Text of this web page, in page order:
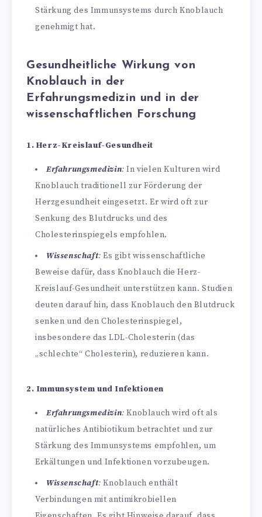
Stärkung des Immunsystems durch Knoblauch
genehmigt hat.
Gesundheitliche Wirkung von
Knoblauch in der
Erfahrungsmedizin und in der
wissenschaftlichen Forschung
1. Herz-Kreislauf-Gesundheit
Erfahrungsmedizin: In vielen Kulturen wird
Knoblauch traditionell zur Förderung der
Herzgesundheit eingesetzt. Er wird oft zur
Senkung des Blutdrucks und des
Cholesterinspiegels empfohlen.
Wissenschaft: Es gibt wissenschaftliche
Beweise dafür, dass Knoblauch die Herz-
Kreislauf-Gesundheit unterstützen kann. Studien
deuten darauf hin, dass Knoblauch den Blutdruck
senken und den Cholesterinspiegel,
insbesondere das LDL-Cholesterin (das
„schlechte“ Cholesterin), reduzieren kann.
2. Immunsystem und Infektionen
Erfahrungsmedizin: Knoblauch wird oft als
natürliches Antibiotikum betrachtet und zur
Stärkung des Immunsystems empfohlen, um
Erkältungen und Infektionen vorzubeugen.
Wissenschaft: Knoblauch enthält
Verbindungen mit antimikrobiellen